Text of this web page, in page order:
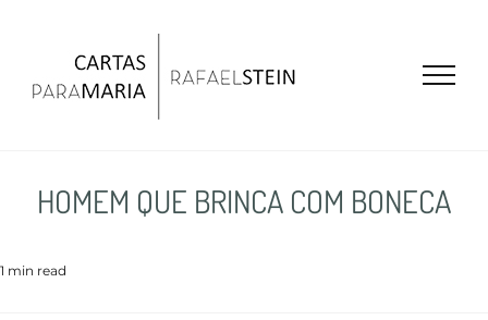
HOMEM QUE BRINCA COM BONECA
1 min read